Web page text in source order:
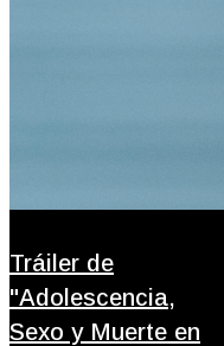
Tráiler de
"Adolescencia,
Sexo y Muerte en